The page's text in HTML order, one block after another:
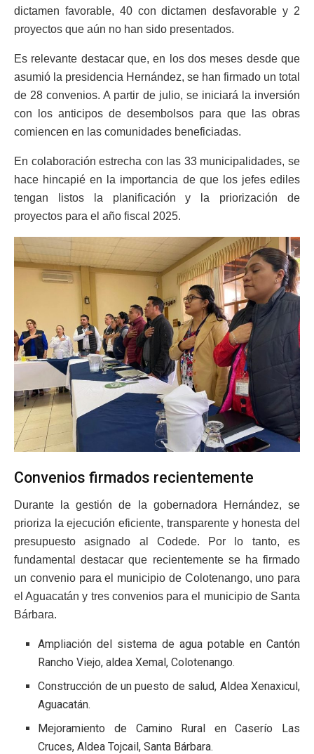
dictamen favorable, 40 con dictamen desfavorable y 2
proyectos que aún no han sido presentados.
Es relevante destacar que, en los dos meses desde que
asumió la presidencia Hernández, se han firmado un total
de 28 convenios. A partir de julio, se iniciará la inversión
con los anticipos de desembolsos para que las obras
comiencen en las comunidades beneficiadas.
En colaboración estrecha con las 33 municipalidades, se
hace hincapié en la importancia de que los jefes ediles
tengan listos la planificación y la priorización de
proyectos para el año fiscal 2025.
Convenios firmados recientemente
Durante la gestión de la gobernadora Hernández, se
prioriza la ejecución eficiente, transparente y honesta del
presupuesto asignado al Codede. Por lo tanto, es
fundamental destacar que recientemente se ha firmado
un convenio para el municipio de Colotenango, uno para
el Aguacatán y tres convenios para el municipio de Santa
Bárbara.
Ampliación del sistema de agua potable en Cantón
Rancho Viejo, aldea Xemal, Colotenango.
Construcción de un puesto de salud, Aldea Xenaxicul,
Aguacatán.
Mejoramiento de Camino Rural en Caserío Las
Cruces, Aldea Tojcail, Santa Bárbara.